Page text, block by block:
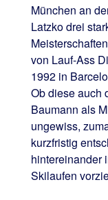
München an
Latzko drei
von Lauf-Ass
1992 in
Ob diese auch
Baumann als
ungewiss,
kurzfristig
hintereinander
Skilaufen